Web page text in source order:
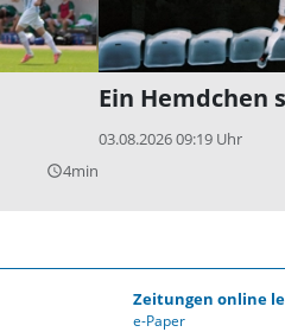
query_builder4min
Ein Hemdchen
03.08.2026 09:19 Uhr
Zeitungen online
e-Paper